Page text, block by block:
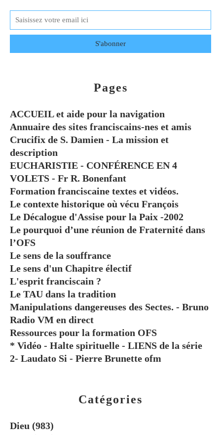
Catégories
Dieu (983)
Pages
ACCUEIL et aide pour la navigation
Annuaire des sites franciscains-nes et amis
Crucifix de S. Damien - La mission et
description
EUCHARISTIE - CONFÉRENCE EN 4
VOLETS - Fr R. Bonenfant
Formation franciscaine textes et vidéos.
Le contexte historique où vécu François
Le Décalogue d'Assise pour la Paix -2002
Le pourquoi d’une réunion de Fraternité dans
l’OFS
Le sens de la souffrance
Le sens d'un Chapitre électif
L'esprit franciscain ?
Le TAU dans la tradition
Manipulations dangereuses des Sectes. - Bruno
Radio VM en direct
Ressources pour la formation OFS
* Vidéo - Halte spirituelle - LIENS de la série
2- Laudato Si - Pierre Brunette ofm